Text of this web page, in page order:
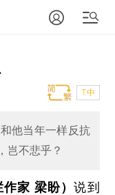
T中
他当年一样反抗
岂不悲乎？
作家 梁盼）说到